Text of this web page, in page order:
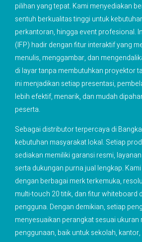
pilihan yang tepat. Kami menyediakan
sentuh berkualitas tinggi untuk
perkantoran, hingga event profesional.
(IFP) hadir dengan fitur interaktif yang
menulis, menggambar, dan
di layar tanpa membutuhkan proyektor
ini menjadikan setiap presentasi,
lebih efektif, menarik, dan mudah
peserta.
Sebagai distributor terpercaya di
kebutuhan masyarakat lokal. Setiap
sediakan memiliki garansi resmi,
serta dukungan purna jual lengkap.
dengan berbagai merk terkemuka,
multi-touch 20 titik, dan fitur whiteboard
pengguna. Dengan demikian, setiap
menyesuaikan perangkat sesuai ukuran
penggunaan, baik untuk sekolah,